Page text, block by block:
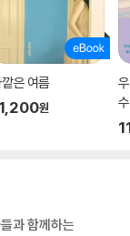
은 여름
원
과 함께하는